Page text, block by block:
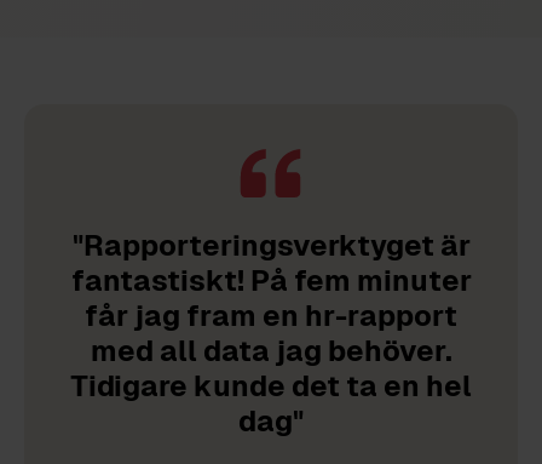
"Rapporteringsverktyget är
fantastiskt! På fem minuter
får jag fram en hr-rapport
med all data jag behöver.
Tidigare kunde det ta en hel
dag"